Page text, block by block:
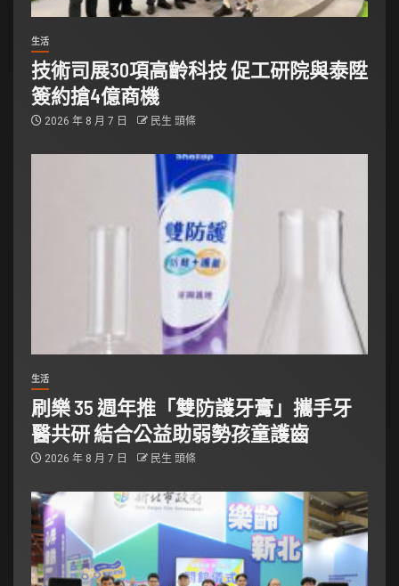
生活
技術司展30項高齡科技 促工研院與泰陞
簽約搶4億商機
2026 年 8 月 7 日 民生 頭條
生活
刷樂 35 週年推「雙防護牙膏」攜手牙
醫共研 結合公益助弱勢孩童護齒
2026 年 8 月 7 日 民生 頭條